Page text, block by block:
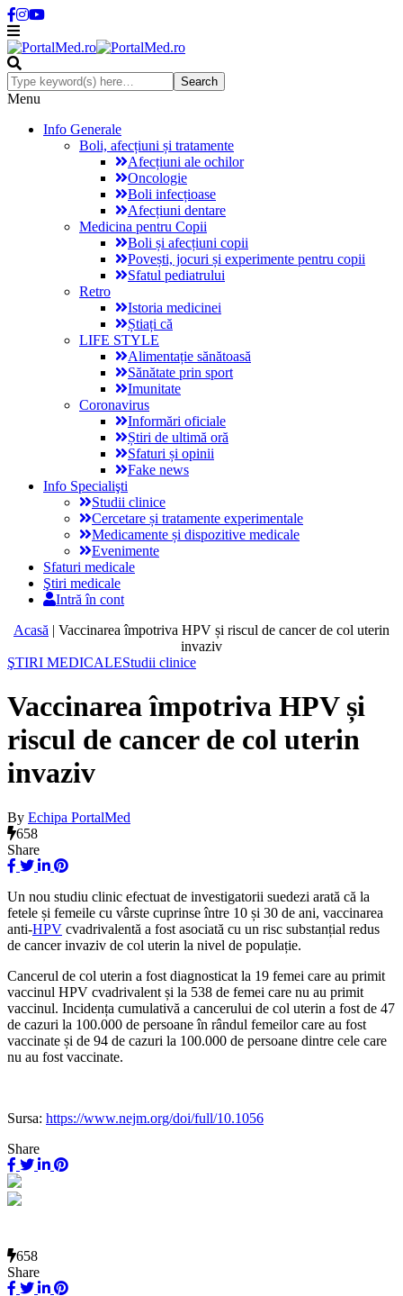
Menu
Info Generale
Boli, afecțiuni și tratamente
Afecțiuni ale ochilor
Oncologie
Boli infecțioase
Afecțiuni dentare
Medicina pentru Copii
Boli și afecțiuni copii
Povești, jocuri și experimente pentru copii
Sfatul pediatrului
Retro
Istoria medicinei
Știați că
LIFE STYLE
Alimentație sănătoasă
Sănătate prin sport
Imunitate
Coronavirus
Informări oficiale
Știri de ultimă oră
Sfaturi și opinii
Fake news
Info Specialişti
Studii clinice
Cercetare și tratamente experimentale
Medicamente și dispozitive medicale
Evenimente
Sfaturi medicale
Ştiri medicale
Intră în cont
Acasă | Vaccinarea împotriva HPV și riscul de cancer de col uterin
invaziv
ŞTIRI MEDICALEStudii clinice
Vaccinarea împotriva HPV și
riscul de cancer de col uterin
invaziv
By Echipa PortalMed
658
Share
Un nou studiu clinic efectuat de investigatorii suedezi arată că la
fetele și femeile cu vârste cuprinse între 10 și 30 de ani, vaccinarea
anti-HPV cvadrivalentă a fost asociată cu un risc substanțial redus
de cancer invaziv de col uterin la nivel de populație.
Cancerul de col uterin a fost diagnosticat la 19 femei care au primit
vaccinul HPV cvadrivalent și la 538 de femei care nu au primit
vaccinul. Incidența cumulativă a cancerului de col uterin a fost de 47
de cazuri la 100.000 de persoane în rândul femeilor care au fost
vaccinate și de 94 de cazuri la 100.000 de persoane dintre cele care
nu au fost vaccinate.
Sursa: https://www.nejm.org/doi/full/10.1056
Share
658
Share